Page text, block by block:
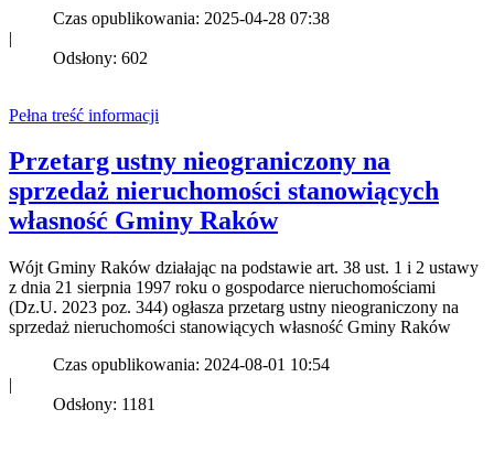
Czas opublikowania: 2025-04-28 07:38
|
Odsłony: 602
Pełna treść informacji
Przetarg ustny nieograniczony na
sprzedaż nieruchomości stanowiących
własność Gminy Raków
Wójt Gminy Raków działając na podstawie art. 38 ust. 1 i 2 ustawy
z dnia 21 sierpnia 1997 roku o gospodarce nieruchomościami
(Dz.U. 2023 poz. 344) ogłasza przetarg ustny nieograniczony na
sprzedaż nieruchomości stanowiących własność Gminy Raków
Czas opublikowania: 2024-08-01 10:54
|
Odsłony: 1181